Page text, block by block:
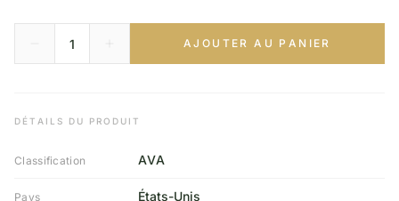
AJOUTER AU PANIER
DÉTAILS DU PRODUIT
Classification AVA
Pays États-Unis